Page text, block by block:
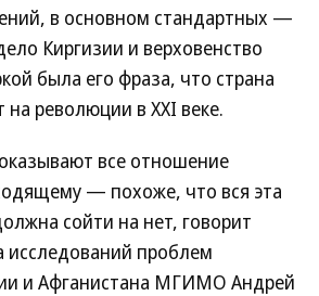
в основном стандартных —
Киргизии и верховенство
была его фраза, что страна
революции в XXI веке.
все отношение
— похоже, что вся эта
сойти на нет, говорит
исследований проблем
и Афганистана МГИМО Андрей